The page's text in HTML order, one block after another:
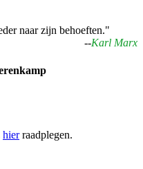
naar zijn behoeften."
--Karl Marx
hierraadplegen.